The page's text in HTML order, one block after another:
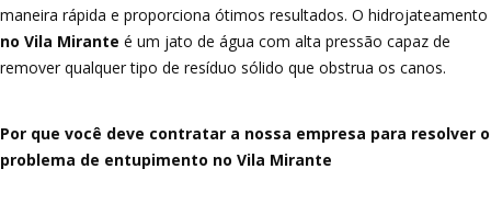
maneira rápida e proporciona ótimos resultados. O hidrojateamento
no Vila Mirante é um jato de água com alta pressão capaz de
remover qualquer tipo de resíduo sólido que obstrua os canos.
Por que você deve contratar a nossa empresa para resolver o
problema de entupimento no Vila Mirante